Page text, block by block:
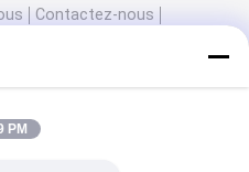
de pinte
Contactez-nous
PM